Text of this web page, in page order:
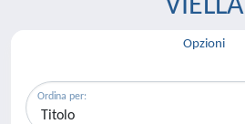
VIELLA
Opzioni
Ordina per: